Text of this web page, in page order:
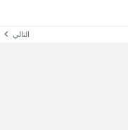
التالي